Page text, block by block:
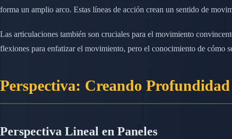
forma un amplio arco. Estas líneas de acción crean un sentido de
Las articulaciones también son cruciales para el movimiento
flexiones para enfatizar el movimiento, pero el conocimiento de cómo
Perspectiva: Creando Profundidad
Perspectiva Lineal en Paneles